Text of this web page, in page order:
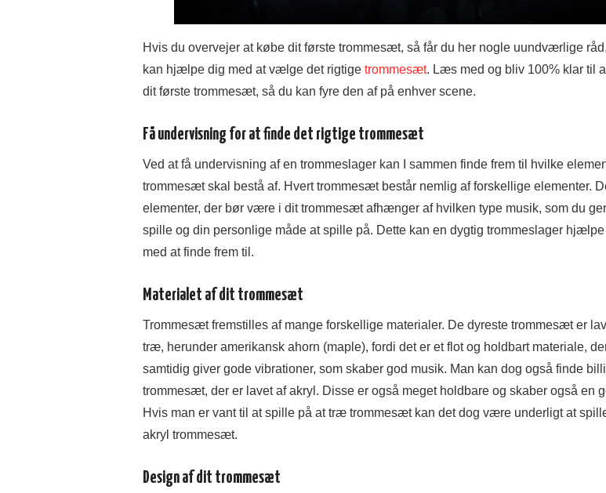
Hvis du overvejer at købe dit første trommesæt, så får du her nogle uundværlige
kan hjælpe dig med at vælge det rigtige trommesæt. Læs med og bliv 100% klar til
dit første trommesæt, så du kan fyre den af på enhver scene.
Få undervisning for at finde det rigtige trommesæt
Ved at få undervisning af en trommeslager kan I sammen finde frem til hvilke
trommesæt skal bestå af. Hvert trommesæt består nemlig af forskellige elementer.
elementer, der bør være i dit trommesæt afhænger af hvilken type musik, som du
spille og din personlige måde at spille på. Dette kan en dygtig trommeslager
med at finde frem til.
Materialet af dit trommesæt
Trommesæt fremstilles af mange forskellige materialer. De dyreste trommesæt er
træ, herunder amerikansk ahorn (maple), fordi det er et flot og holdbart materiale,
samtidig giver gode vibrationer, som skaber god musik. Man kan dog også finde
trommesæt, der er lavet af akryl. Disse er også meget holdbare og skaber også en
Hvis man er vant til at spille på at træ trommesæt kan det dog være underligt at
akryl trommesæt.
Design af dit trommesæt